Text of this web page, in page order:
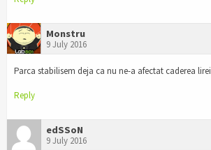
Monstru
9 July 2016
Parca stabilisem deja ca nu ne-a afectat caderea lirei
Reply
edSSoN
9 July 2016